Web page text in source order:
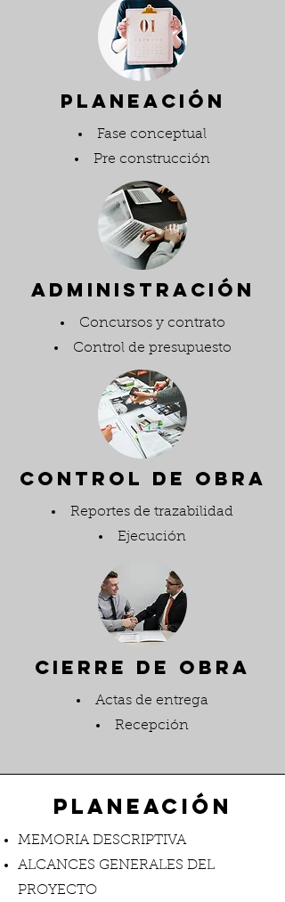
PLANEACIÓN
Fase conceptual
Pre construcción
ADMINISTRACIÓN
Concursos y contrato
Control de presupuesto
CONTROL DE OBRA
Reportes de trazabilidad
Ejecución
CIERRE DE OBRA
Actas de entrega
Recepción
PLANEACIÓN
MEMORIA DESCRIPTIVA
ALCANCES GENERALES DEL
PROYECTO